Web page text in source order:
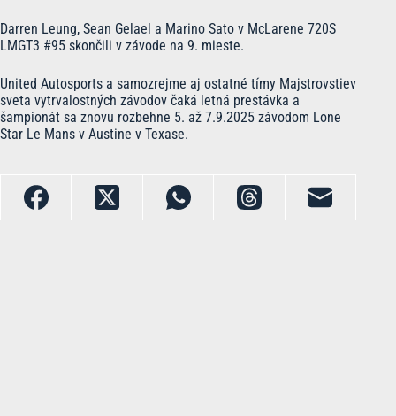
Darren Leung, Sean Gelael a Marino Sato v McLarene 720S
LMGT3 #95 skončili v závode na 9. mieste.
United Autosports a samozrejme aj ostatné tímy Majstrovstiev
sveta vytrvalostných závodov čaká letná prestávka a
šampionát sa znovu rozbehne 5. až 7.9.2025 závodom Lone
Star Le Mans v Austine v Texase.